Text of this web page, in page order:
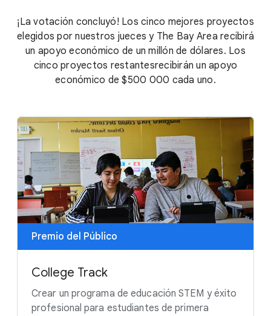
¡La votación concluyó! Los cinco mejores proyectos
elegidos por nuestros jueces y The Bay Area recibirá
un apoyo económico de un millón de dólares. Los
cinco proyectos restantesrecibirán un apoyo
económico de$500 000 cada uno.
Premio del Público
College Track
Crear un programa de educación STEM y éxito
profesional para estudiantes de primera